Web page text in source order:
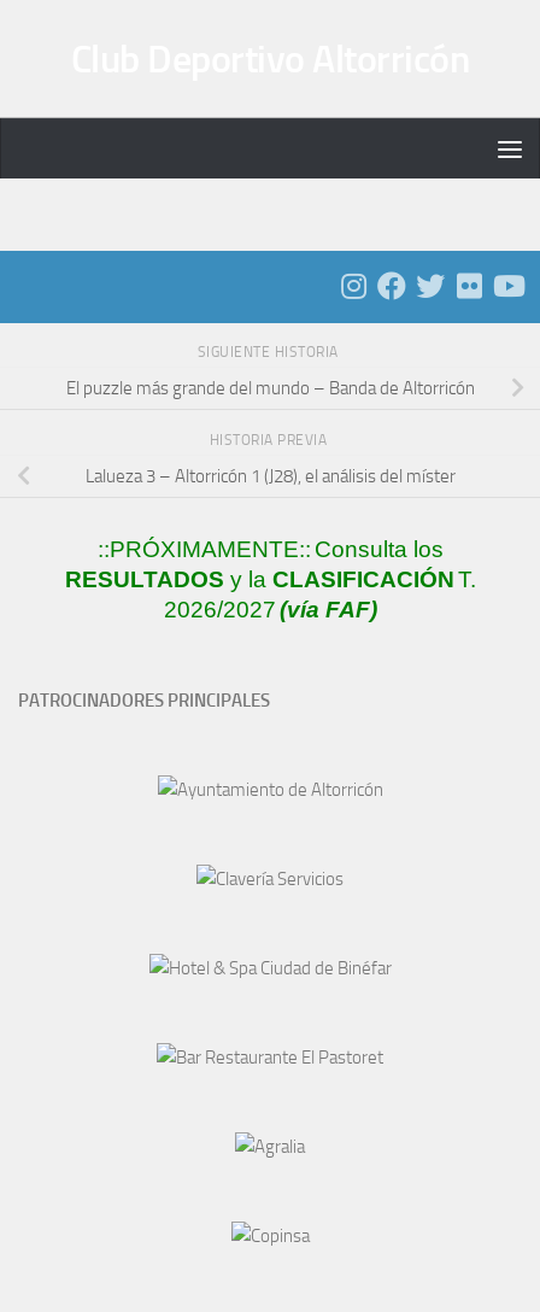
SIGUIENTE HISTORIA
El puzzle más grande del mundo – Banda de Altorricón
HISTORIA PREVIA
Lalueza 3 – Altorricón 1 (J28), el análisis del míster
::PRÓXIMAMENTE:: Consulta los
RESULTADOS y la CLASIFICACIÓNT.
2026/2027(vía FAF)
PATROCINADORES PRINCIPALES